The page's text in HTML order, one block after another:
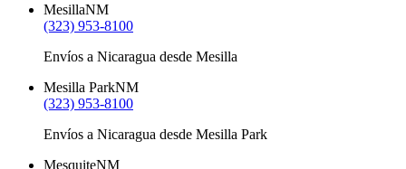
MesillaNM
(323) 953-8100
Envíos a Nicaragua desde Mesilla
Mesilla ParkNM
(323) 953-8100
Envíos a Nicaragua desde Mesilla Park
MesquiteNM